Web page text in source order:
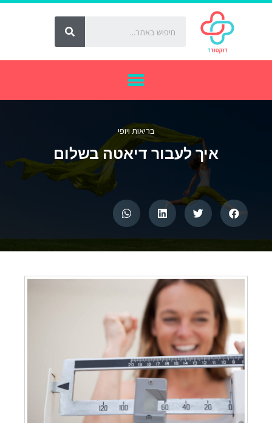
בריאות ויופי
איך לעבור דיאטה בשלום